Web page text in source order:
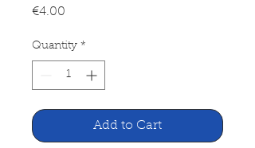
€4.00
Quantity *
Add to Cart